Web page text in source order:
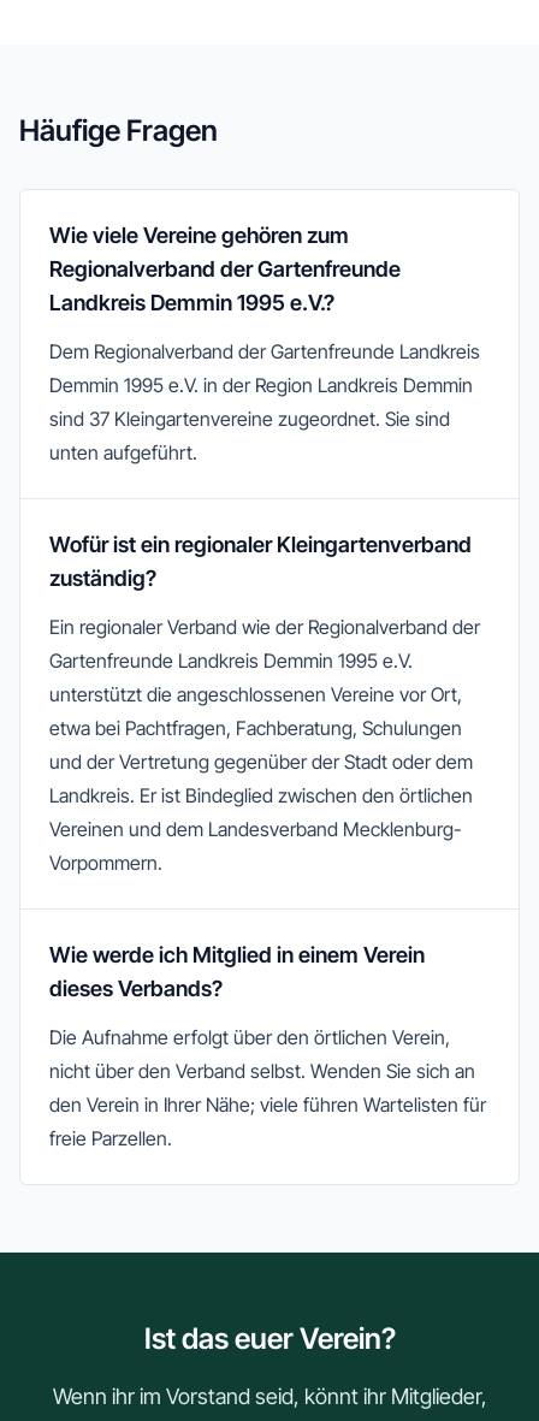
Häufige Fragen
Wie viele Vereine gehören zum
Regionalverband der Gartenfreunde
Landkreis Demmin 1995 e.V.?
Dem Regionalverband der Gartenfreunde Landkreis
Demmin 1995 e.V. in der Region Landkreis Demmin
sind 37 Kleingartenvereine zugeordnet. Sie sind
unten aufgeführt.
Wofür ist ein regionaler Kleingartenverband
zuständig?
Ein regionaler Verband wie der Regionalverband der
Gartenfreunde Landkreis Demmin 1995 e.V.
unterstützt die angeschlossenen Vereine vor Ort,
etwa bei Pachtfragen, Fachberatung, Schulungen
und der Vertretung gegenüber der Stadt oder dem
Landkreis. Er ist Bindeglied zwischen den örtlichen
Vereinen und dem Landesverband Mecklenburg-
Vorpommern.
Wie werde ich Mitglied in einem Verein
dieses Verbands?
Die Aufnahme erfolgt über den örtlichen Verein,
nicht über den Verband selbst. Wenden Sie sich an
den Verein in Ihrer Nähe; viele führen Wartelisten für
freie Parzellen.
Ist das euer Verein?
Wenn ihr im Vorstand seid, könnt ihr Mitglieder,